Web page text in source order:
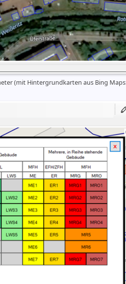
(mit Hintergrundkarten aus Bing